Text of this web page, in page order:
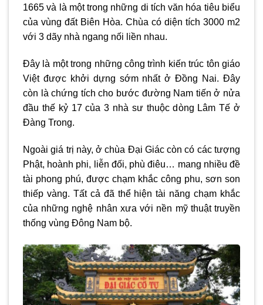
1665 và là một trong những di tích văn hóa tiêu biểu
của vùng đất Biên Hòa. Chùa có diện tích 3000 m2
với 3 dãy nhà ngang nối liền nhau.
Đây là một trong những công trình kiến trúc tôn giáo
Việt được khởi dựng sớm nhất ở Đồng Nai. Đây
còn là chứng tích cho bước đường Nam tiến ở nửa
đầu thế kỷ 17 của 3 nhà sư thuộc dòng Lâm Tế ở
Đàng Trong.
Ngoài giá trị này, ở chùa Đại Giác còn có các tượng
Phật, hoành phi, liễn đối, phù điêu… mang nhiều đề
tài phong phú, được chạm khắc công phu, sơn son
thiếp vàng. Tất cả đã thể hiện tài năng chạm khắc
của những nghệ nhân xưa với nền mỹ thuật truyền
thống vùng Đông Nam bộ.